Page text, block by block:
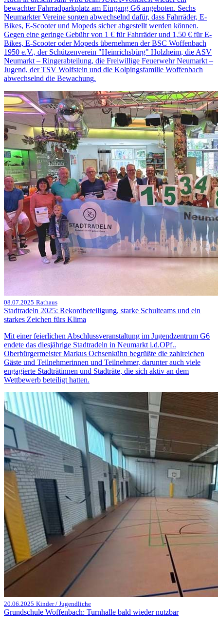
bewachter Fahrradparkplatz am Eingang G6 angeboten. Sechs
Neumarkter Vereine sorgen abwechselnd dafür, dass Fahrräder, E-
Bikes, E-Scooter und Mopeds sicher abgestellt werden können.
Gegen eine geringe Gebühr von 1 € für Fahrräder und 1,50 € für E-
Bikes, E-Scooter oder Mopeds übernehmen der BSC Woffenbach
1950 e.V., der Schützenverein "Heinrichsbürg" Holzheim, die ASV
Neumarkt – Ringerabteilung, die Freiwillige Feuerwehr Neumarkt –
Jugend, der TSV Wolfstein und die Kolpingsfamilie Woffenbach
abwechselnd die Bewachung.
08.07.2025 Rathaus
Stadtradeln 2025: Rekordbeteiligung, starke Schulteams und ein
starkes Zeichen fürs Klima
Mit einer feierlichen Abschlussveranstaltung im Jugendzentrum G6
endete das diesjährige Stadtradeln in Neumarkt i.d.OPf..
Oberbürgermeister Markus Ochsenkühn begrüßte die zahlreichen
Gäste und Teilnehmerinnen und Teilnehmer, darunter auch viele
engagierte Stadträtinnen und Stadträte, die sich aktiv an dem
Wettbewerb beteiligt hatten.
20.06.2025 Kinder / Jugendliche
Grundschule Woffenbach: Turnhalle bald wieder nutzbar